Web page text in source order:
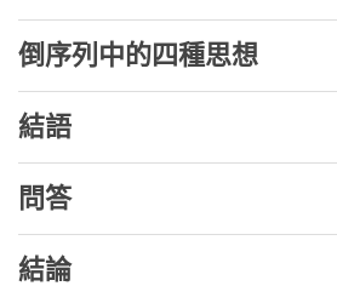
倒序列中的四種思想
結語
問答
結論